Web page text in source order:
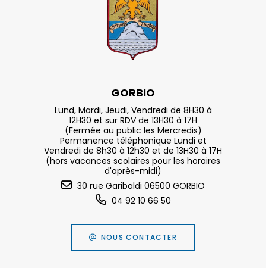
GORBIO
Lund, Mardi, Jeudi, Vendredi de 8H30 à
12H30 et sur RDV de 13H30 à 17H
(Fermée au public les Mercredis)
Permanence téléphonique Lundi et
Vendredi de 8h30 à 12h30 et de 13H30 à 17H
(hors vacances scolaires pour les horaires
d'après-midi)
30 rue Garibaldi 06500 GORBIO
04 92 10 66 50
NOUS CONTACTER